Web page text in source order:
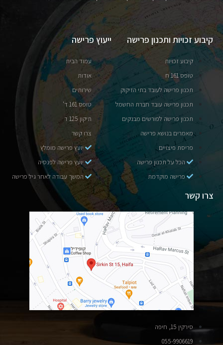
קיבוע זכויות ותכנון פרישה
קיבוע זכויות
טופס 161 ח
תכנון פרישה לעובד בתי הזיקוק
תכנון פרישה עובד חברת החשמל
תכנון פרישה לפורשים מבנקים
מאמרים בנושא פרישה
פריסת פיצויים
הכל על תכנון פרישה
פרישה מוקדמת
ייעוץ פרישה
עמוד הבית
אודות
שירותים
טופס 161 ד'
תיקון 125 ד
צרו קשר
יועץ פרישה מומלץ
יועץ פרישה לפנסיה
המשך עבודה לאחר גיל פרישה
צרו קשר
סירקין 15, חיפה
055-9906619